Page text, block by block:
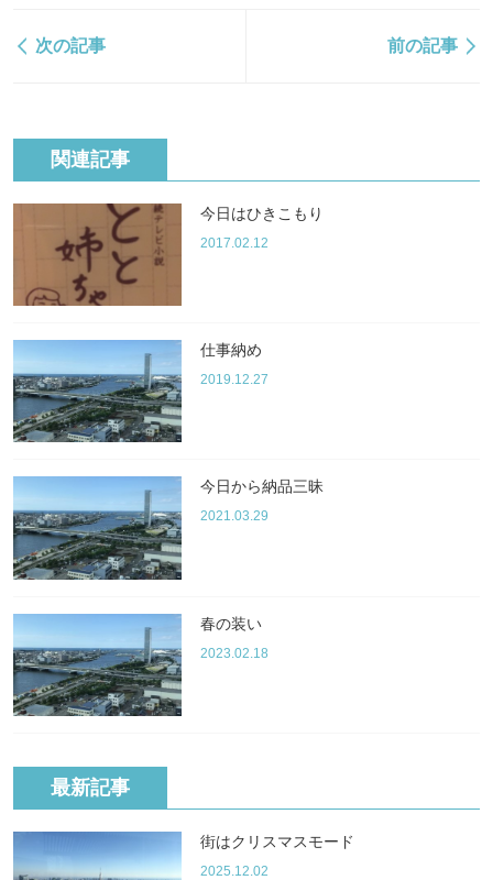
次の記事 前の記事
関連記事
今日はひきこもり
2017.02.12
仕事納め
2019.12.27
今日から納品三昧
2021.03.29
春の装い
2023.02.18
最新記事
街はクリスマスモード
2025.12.02